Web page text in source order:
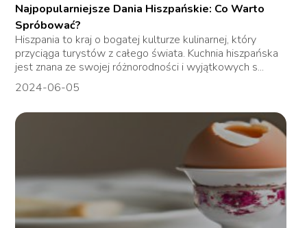
Najpopularniejsze Dania Hiszpańskie: Co Warto
Spróbować?
Hiszpania to kraj o bogatej kulturze kulinarnej, który
przyciąga turystów z całego świata. Kuchnia hiszpańska
jest znana ze swojej różnorodności i wyjątkowych s...
2024-06-05